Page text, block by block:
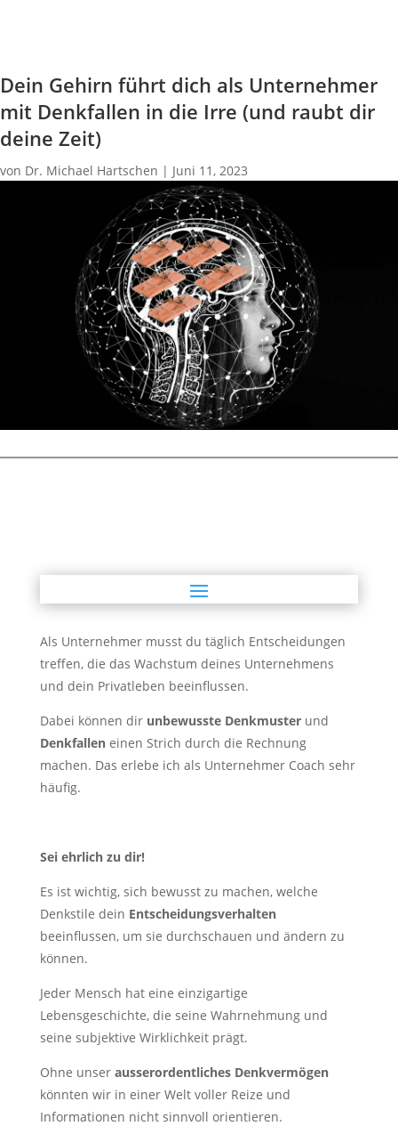
Dein Gehirn führt dich als Unternehmer
mit Denkfallen in die Irre (und raubt dir
deine Zeit)
von Dr. Michael Hartschen | Juni 11, 2023
Als Unternehmer musst du täglich Entscheidungen
treffen, die das Wachstum deines Unternehmens
und dein Privatleben beeinflussen.
Dabei können dir unbewusste Denkmusterund
Denkfalleneinen Strich durch die Rechnung
machen. Das erlebe ich als Unternehmer Coach sehr
häufig.
Sei ehrlich zu dir!
Es ist wichtig, sich bewusst zu machen, welche
Denkstile dein Entscheidungsverhalten
beeinflussen, um sie durchschauen und ändern zu
können.
Jeder Mensch hat eine einzigartige
Lebensgeschichte, die seine Wahrnehmung und
seine subjektive Wirklichkeit prägt.
Ohne unser ausserordentliches Denkvermögen
könnten wir in einer Welt voller Reize und
Informationen nicht sinnvoll orientieren.